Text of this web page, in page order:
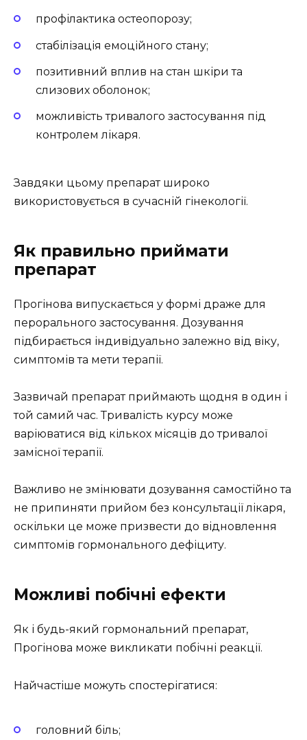
профілактика остеопорозу;
стабілізація емоційного стану;
позитивний вплив на стан шкіри та
слизових оболонок;
можливість тривалого застосування під
контролем лікаря.
Завдяки цьому препарат широко
використовується в сучасній гінекології.
Як правильно приймати
препарат
Прогінова випускається у формі драже для
перорального застосування. Дозування
підбирається індивідуально залежно від віку,
симптомів та мети терапії.
Зазвичай препарат приймають щодня в один і
той самий час. Тривалість курсу може
варіюватися від кількох місяців до тривалої
замісної терапії.
Важливо не змінювати дозування самостійно та
не припиняти прийом без консультації лікаря,
оскільки це може призвести до відновлення
симптомів гормонального дефіциту.
Можливі побічні ефекти
Як і будь-який гормональний препарат,
Прогінова може викликати побічні реакції.
Найчастіше можуть спостерігатися:
головний біль;